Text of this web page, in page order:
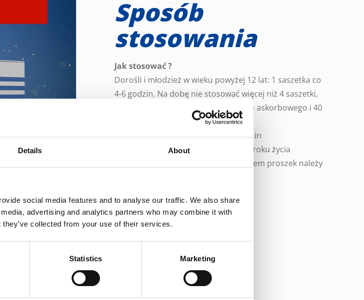
Details About
social media features and to analyse our traffic. We also share
advertising and analytics partners who may combine it with
collected from your use of their services.
Statistics Marketing
Sposób
stosowania
Jak stosować ?
Dorośli i młodzież w wieku powyżej 12 lat: 1 saszetka co
4-6 godzin. Na dobę nie stosować więcej niż 4 saszetki,
czyli 3 g paracetamolu, 240 mg kwasu askorbowego i 40
mg chlorowodorku fenylefryny.
Wystarczy jedna saszetka co 4-6 godzin
Można stosować u dzieci powyżej 12 roku życia
Podanie doustne. Przed zastosowaniem proszek należy